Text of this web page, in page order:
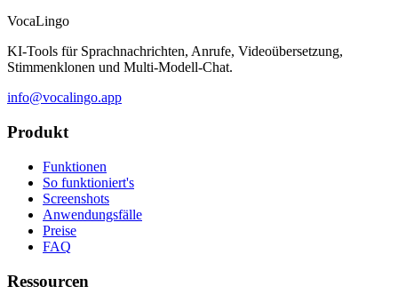
VocaLingo
KI-Tools für Sprachnachrichten, Anrufe, Videoübersetzung,
Stimmenklonen und Multi-Modell-Chat.
info@vocalingo.app
Produkt
Funktionen
So funktioniert's
Screenshots
Anwendungsfälle
Preise
FAQ
Ressourcen